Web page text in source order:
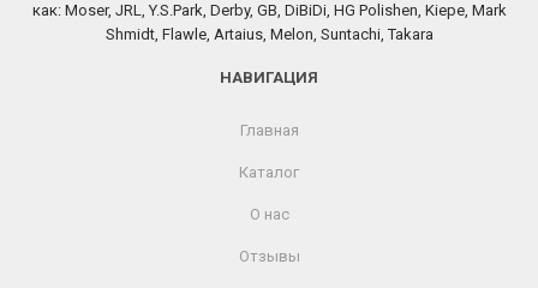
как: Moser, JRL, Y.S.Park, Derby, GB, DiBiDi, HG Polishen, Kiepe, Mark
Shmidt, Flawle, Artaius, Melon, Suntachi, Takara
НАВИГАЦИЯ
Главная
Каталог
О нас
Отзывы